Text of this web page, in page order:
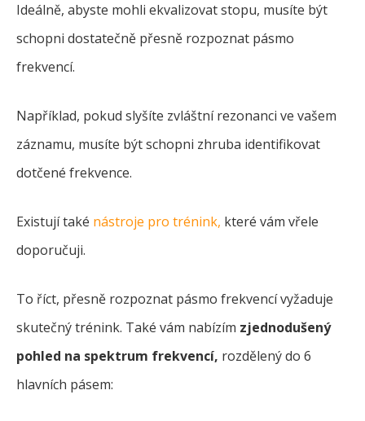
Ideálně, abyste mohli ekvalizovat stopu, musíte být
schopni dostatečně přesně rozpoznat pásmo
frekvencí.
Například, pokud slyšíte zvláštní rezonanci ve vašem
záznamu, musíte být schopni zhruba identifikovat
dotčené frekvence.
Existují také nástroje pro trénink, které vám vřele
doporučuji.
To říct, přesně rozpoznat pásmo frekvencí vyžaduje
skutečný trénink. Také vám nabízím zjednodušený
pohled na spektrum frekvencí, rozdělený do 6
hlavních pásem: